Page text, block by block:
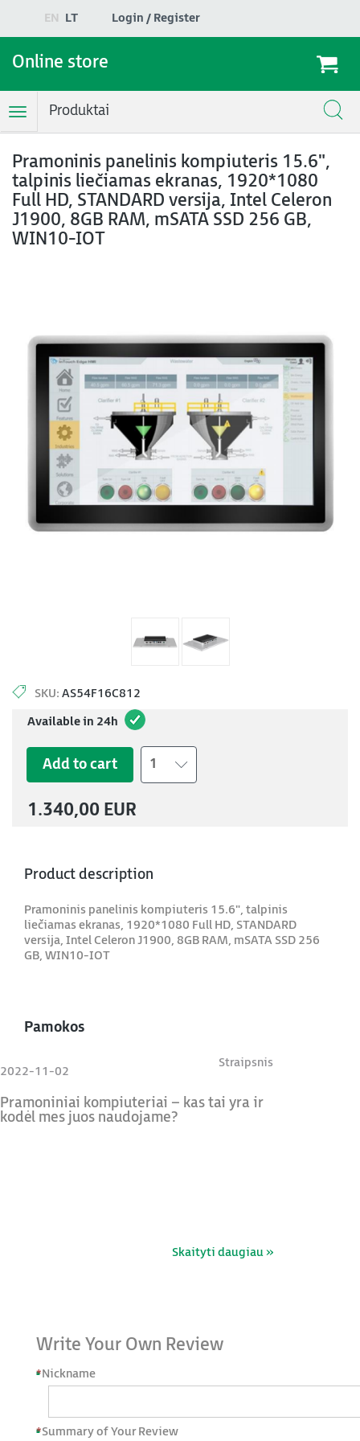
EN LT Login / Register
Online store
ToggleProduktai
Pramoninis panelinis kompiuteris 15.6",
talpinis liečiamas ekranas, 1920*1080
Full HD, STANDARD versija, Intel Celeron
J1900, 8GB RAM, mSATA SSD 256 GB,
WIN10-IOT
SKU: AS54F16C812
Available in 24h
Add to cart 1
1.340,00 EUR
Product description
Pramoninis panelinis kompiuteris 15.6", talpinis
liečiamas ekranas, 1920*1080 Full HD, STANDARD
versija, Intel Celeron J1900, 8GB RAM, mSATA SSD 256
GB, WIN10-IOT
Pamokos
Straipsnis
2022-11-02
Pramoniniai kompiuteriai – kas tai yra ir
kodėl mes juos naudojame?
Skaityti daugiau »
Write Your Own Review
*Nickname
*Summary of Your Review